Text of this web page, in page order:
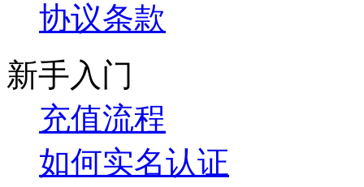
协议条款
新手入门
充值流程
如何实名认证